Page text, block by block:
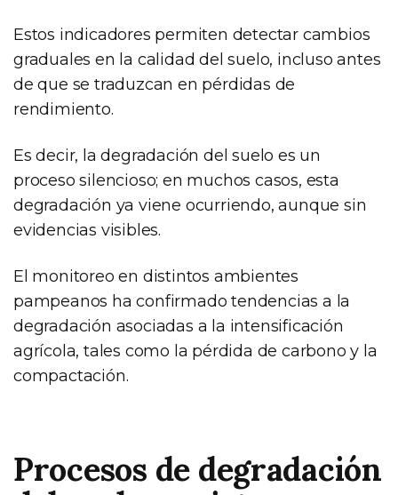
Estos indicadores permiten detectar cambios
graduales en la calidad del suelo, incluso antes
de que se traduzcan en pérdidas de
rendimiento.
Es decir, la degradación del suelo es un
proceso silencioso; en muchos casos, esta
degradación ya viene ocurriendo, aunque sin
evidencias visibles.
El monitoreo en distintos ambientes
pampeanos ha confirmado tendencias a la
degradación asociadas a la intensificación
agrícola, tales como la pérdida de carbono y la
compactación.
Procesos de degradación